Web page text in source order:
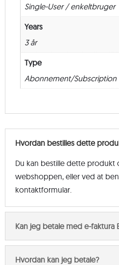
Single-User / enkeltbruger
Years
3 år
Type
Abonnement/Subscription
Hvordan bestilles dette
Du kan bestille dette produkt
webshoppen, eller ved at
kontaktformular.
Kan jeg betale med e-faktura
Hvordan kan jeg betale?